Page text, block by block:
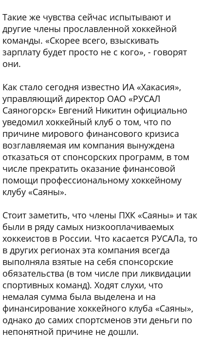
Такие же чувства сейчас испытывают и
другие члены прославленной хоккейной
команды. «Скорее всего, взыскивать
зарплату будет просто не с кого», - говорят
они.
Как стало сегодня известно ИА «Хакасия»,
управляющий директор ОАО «РУСАЛ
Саяногорск» Евгений Никитин официально
уведомил хоккейный клуб о том, что по
причине мирового финансового кризиса
возглавляемая им компания вынуждена
отказаться от спонсорских программ, в том
числе прекратить оказание финансовой
помощи профессиональному хоккейному
клубу «Саяны».
Стоит заметить, что члены ПХК «Саяны» и так
были в ряду самых низкооплачиваемых
хоккеистов в России. Что касается РУСАЛа, то
в других регионах эта компания всегда
выполняла взятые на себя спонсорские
обязательства (в том числе при ликвидации
спортивных команд). Ходят слухи, что
немалая сумма была выделена и на
финансирование хоккейного клуба «Саяны»,
однако до самих спортсменов эти деньги по
непонятной причине не дошли.